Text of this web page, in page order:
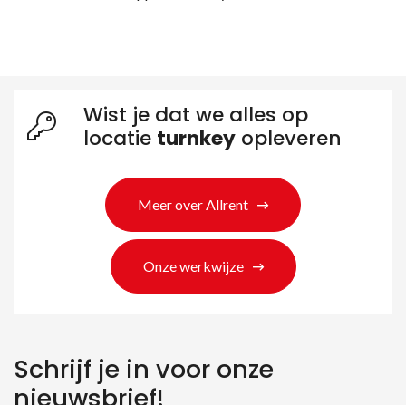
Wist je dat we alles op
locatie turnkey opleveren
Meer over Allrent
Onze werkwijze
Schrijf je in voor onze
nieuwsbrief!
Zoeken naar producten